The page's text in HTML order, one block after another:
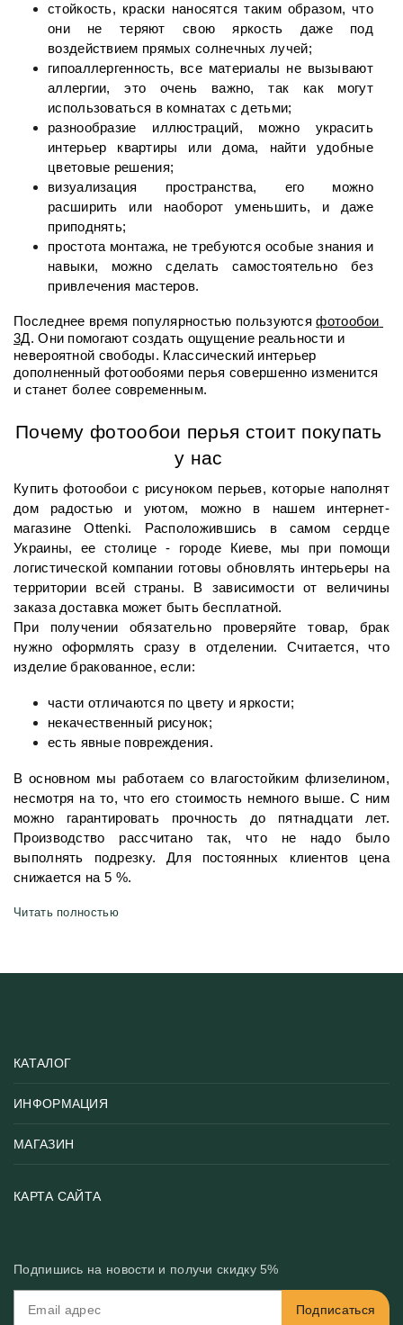
стойкость, краски наносятся таким образом, что
они не теряют свою яркость даже под
воздействием прямых солнечных лучей;
гипоаллергенность, все материалы не вызывают
аллергии, это очень важно, так как могут
использоваться в комнатах с детьми;
разнообразие иллюстраций, можно украсить
интерьер квартиры или дома, найти удобные
цветовые решения;
визуализация пространства, его можно
расширить или наоборот уменьшить, и даже
приподнять;
простота монтажа, не требуются особые знания и
навыки, можно сделать самостоятельно без
привлечения мастеров.
Последнее время популярностью пользуются фотообои
3Д. Они помогают создать ощущение реальности и
невероятной свободы. Классический интерьер
дополненный фотообоями перья совершенно изменится
и станет более современным.
Почему фотообои перья стоит покупать
у нас
Купить фотообои с рисуноком перьев, которые наполнят
дом радостью и уютом, можно в нашем интернет-
магазине Ottenki. Расположившись в самом сердце
Украины, ее столице - городе Киеве, мы при помощи
логистической компании готовы обновлять интерьеры на
территории всей страны. В зависимости от величины
заказа доставка может быть бесплатной.
При получении обязательно проверяйте товар, брак
нужно оформлять сразу в отделении. Считается, что
изделие бракованное, если:
части отличаются по цвету и яркости;
некачественный рисунок;
есть явные повреждения.
В основном мы работаем со влагостойким флизелином,
несмотря на то, что его стоимость немного выше. С ним
можно гарантировать прочность до пятнадцати лет.
Производство рассчитано так, что не надо было
выполнять подрезку. Для постоянных клиентов цена
снижается на 5 %.
Читать полностью
КАТАЛОГ
Популярные
Тематики фотообоев
Фотообои по типу помещения
ИНФОРМАЦИЯ
Возврат товара
Материалы
FAQ
МАГАЗИН
О нас
Инструкция
КАРТА САЙТА
Подпишись на новости и получи скидку 5%
Подписаться